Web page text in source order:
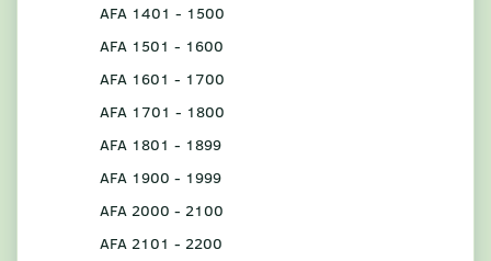
AFA 1401 - 1500
AFA 1501 - 1600
AFA 1601 - 1700
AFA 1701 - 1800
AFA 1801 - 1899
AFA 1900 - 1999
AFA 2000 - 2100
AFA 2101 - 2200